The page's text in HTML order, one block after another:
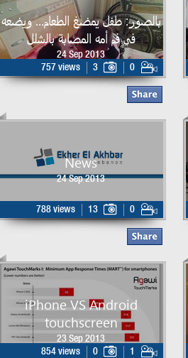
بالصور: طفل يمضغ الطعام... ويضعه
في فم أمه المصابة بالشلل
24 Sep 2013
757 views
3 0
News
24 Sep 2013
788 views 13 0
iPhone VS Android
touchscreen
23 Sep 2013
854 views
0 1